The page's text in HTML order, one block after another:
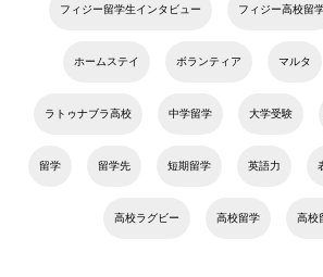
フィジー留学生インタビュー フィジー高校留
ホームステイ ボランティア マルタ
ラトゥナブラ高校 中学留学 大学受験
留学 留学先 短期留学 英語力
高校ラグビー 高校留学 高校